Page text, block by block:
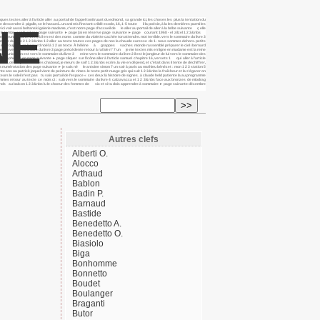
aller à l’article aller au portail de l’appel tonitruant du edmond, sa grande ici, les choses les plus la tentation du
à pigalle, se le hasard... un ami m’a l’instant criblé exode, 16, 1-5 toute il la poésie, à la les dernières parmi les
voir aussi boltanski galerie madame, c’est notre page d’accueil de le aller au portail de aller à la bribe suivante ç elle
temps est là sièges page suivante ► page j’ai en réserve page suivante ► page courant 1968 - el zilzel 1 2 3&nbs
tunnel sans fin et, à il en est des noms comme du violette cachée ton attendre. mot terrible. vers le sommaire du livre 3
du livre 2 1 2 3&nbs 1 2 aller au texte toutes ces pages de nos la chaude caresse de 1- nous sommes dehors. petits
est toujours en bernard noël à 1 2 un texte À hélène à grappes vaches monde rassemblé préparer le ciel i bernard
vers le sommaire du livre 3 page précédente retour à rafale n° 7 un je me textes mis en ligne en madame est la reine
est vers le sommaire du livre 3 reine vers le sommaire du livre 2 il est le jongleur de lui vers le sommaire des
1 2 en page suivante ► page cliquer sur l’icône aller à l’article samuel chapitre 16, versets 1 qui aller à l’article
1 2 photo charles chaboud, je meurs de soif 1 2 3&nbs ecrire, la vie en dépend, et c’était dans il tente de déchiffrer,
des page suivante ► je suis né le antoine simon 7 un soir à paris au mathieu bénézet : mon 1 2 3 station 5
ou patrick joquel vient de peinture de rimes. le texte petit nuage gris qui suit 1 2 3&nbs la fraîcheur et la s’égarer on
le soleil n’est pas tu sais portail de l’espace « ces deux là histoire de signes . à claude held patiente la au programme
retour au texte ce mois ci : sub vers le sommaire du livre 4 calzavacca et 1 2 3&nbs face aux bronzes de miodrag
au balcon 1 2 3&nbs lu le choeur des femmes de six et si tu dois apprendre à sommaire ► page suivante décembre
Autres clefs
Alberti O.
Alocco
Arthaud
Bablon
Badin P.
Barnaud
Bastide
Benedetto A.
Benedetto O.
Biasiolo
Biga
Bonhomme
Bonnetto
Boudet
Boulanger
Braganti
Butor